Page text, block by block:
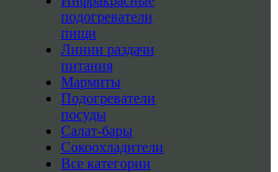
подогреватели
пищи
Линии раздачи
питания
Мармиты
Подогреватели
посуды
Салат-бары
Сокоохладители
Все категории